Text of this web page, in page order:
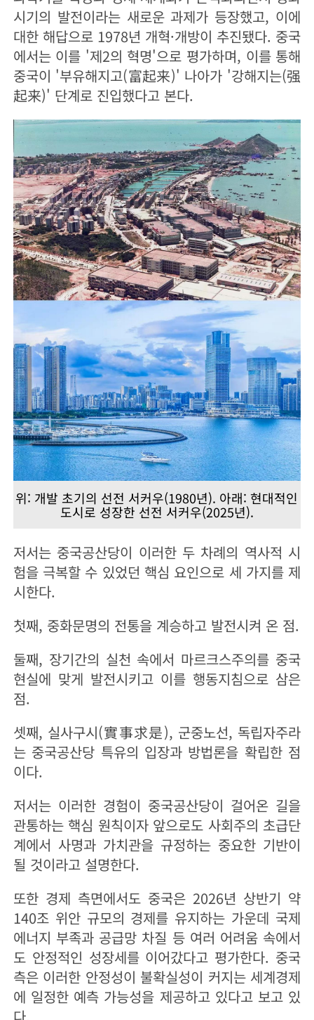
시기의 발전이라는 새로운 과제가 등장했고, 이에
대한 해답으로 1978년 개혁·개방이 추진됐다. 중국
에서는 이를 '제2의 혁명'으로 평가하며, 이를 통해
중국이 '부유해지고(富起来)' 나아가 '강해지는(强
起来)' 단계로 진입했다고 본다.
위: 개발 초기의 선전 서커우(1980년). 아래: 현대적인
도시로 성장한 선전 서커우(2025년).
저서는 중국공산당이 이러한 두 차례의 역사적 시
험을 극복할 수 있었던 핵심 요인으로 세 가지를 제
시한다.
첫째, 중화문명의 전통을 계승하고 발전시켜 온 점.
둘째, 장기간의 실천 속에서 마르크스주의를 중국
현실에 맞게 발전시키고 이를 행동지침으로 삼은
점.
셋째, 실사구시(實事求是), 군중노선, 독립자주라
는 중국공산당 특유의 입장과 방법론을 확립한 점
이다.
저서는 이러한 경험이 중국공산당이 걸어온 길을
관통하는 핵심 원칙이자 앞으로도 사회주의 초급단
계에서 사명과 가치관을 규정하는 중요한 기반이
될 것이라고 설명한다.
또한 경제 측면에서도 중국은 2026년 상반기 약
140조 위안 규모의 경제를 유지하는 가운데 국제
에너지 부족과 공급망 차질 등 여러 어려움 속에서
도 안정적인 성장세를 이어갔다고 평가한다. 중국
측은 이러한 안정성이 불확실성이 커지는 세계경제
에 일정한 예측 가능성을 제공하고 있다고 보고 있
다.